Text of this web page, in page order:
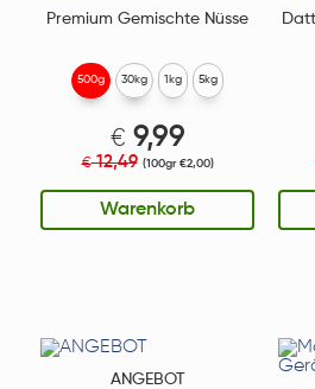
Premium Gemischte Nüsse
500g
€ 9,99
€12,49 (100gr €2,00)
Warenkorb
30kg 1kg 5kg
ANGEBOT